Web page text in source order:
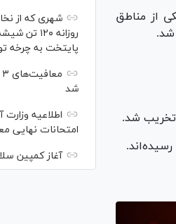
از مناطق
شد.
تخریب شد.
شهری که از
روزانه
پایتخت به چرخه
شد
اطلاعیه وزارت
امتحانات نهایی معوق در ۴ استان
آغاز کمپین